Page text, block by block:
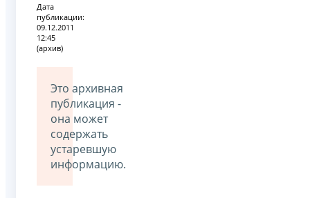
Дата
публикации:
09.12.2011
12:45
(архив)
Это архивная
публикация -
она может
содержать
устаревшую
информацию.